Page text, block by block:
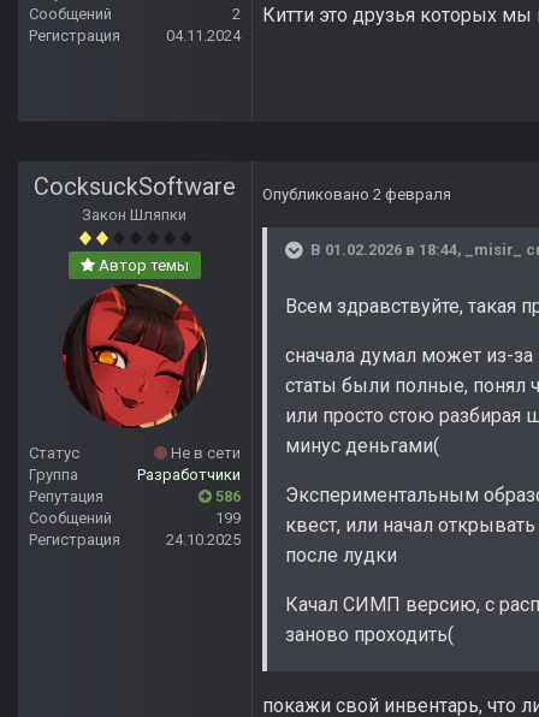
Сообщений
2
Регистрация
04.11.2024
Китти это друзья которых
CocksuckSoftware
Закон Шляпки
Автор темы
Статус
Не в сети
Группа
Разработчики
Репутация
586
Сообщений
199
Регистрация
24.10.2025
Опубликовано 2 февраля
В 01.02.2026 в 18:44, _misir_
Всем здравствуйте, такая
сначала думал может из-
статы были полные, понял
или просто стою разбирая
минус деньгами(
Экспериментальным
квест, или начал
после лудки
Качал СИМП версию, с
заново проходить(
покажи свой инвентарь, что